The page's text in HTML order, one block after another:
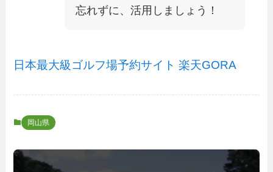
忘れずに、活用しましょう！
日本最大級ゴルフ場予約サイト 楽天GORA
岡山県